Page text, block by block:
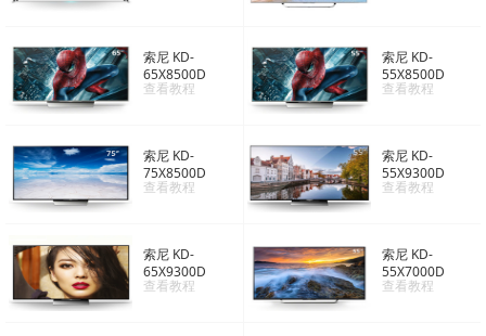
索尼 KD-
65X8500D
查看教程
索尼 KD-
55X8500D
查看教程
索尼 KD-
75X8500D
查看教程
索尼 KD-
55X9300D
查看教程
索尼 KD-
65X9300D
查看教程
索尼 KD-
55X7000D
查看教程